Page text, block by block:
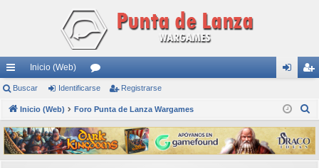
nl
ac
es
rá
Inicio (Web)
or
os nti
fic
ar
ist
ra
rs
Buscar Identificarse Registrarse
Inicio (Web) Foro Punta de Lanza Wargames
s
c